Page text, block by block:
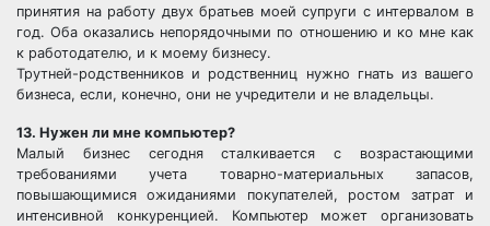
принятия на работу двух братьев моей супруги с интервалом в
год. Оба оказались непорядочными по отношению и ко мне как
к работодателю, и к моему бизнесу.
Трутней-родственников и родственниц нужно гнать из вашего
бизнеса, если, конечно, они не учредители и не владельцы.
13. Нужен ли мне компьютер?
Малый бизнес сегодня сталкивается с возрастающими
требованиями учета товарно-материальных запасов,
повышающимися ожиданиями покупателей, ростом затрат и
интенсивной конкуренцией. Компьютер может организовать